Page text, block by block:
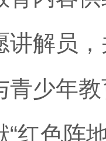
讲解员
青少年
红色阵